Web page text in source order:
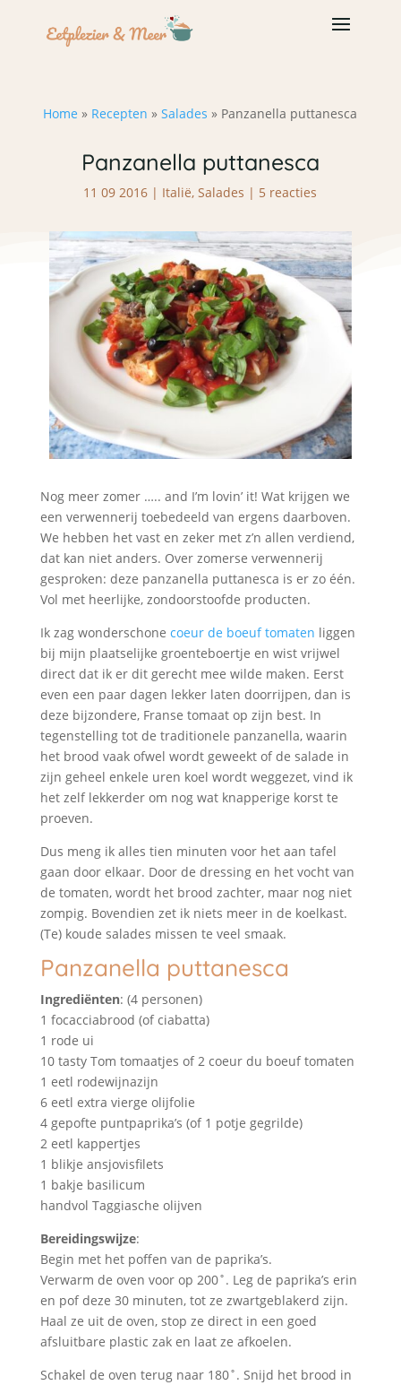
Home » Recepten »Salades » Panzanella puttanesca
Panzanella puttanesca
11 09 2016 | Italië,Salades | 5 reacties
Nog meer zomer ….. and I’m lovin’ it! Wat krijgen we
een verwennerij toebedeeld van ergens daarboven.
We hebben het vast en zeker met z’n allen verdiend,
dat kan niet anders. Over zomerse verwennerij
gesproken: deze panzanella puttanesca is er zo één.
Vol met heerlijke, zondoorstoofde producten.
Ik zag wonderschone coeur de boeuf tomaten liggen
bij mijn plaatselijke groenteboertje en wist vrijwel
direct dat ik er dit gerecht mee wilde maken. Eerst
even een paar dagen lekker laten doorrijpen, dan is
deze bijzondere, Franse tomaat op zijn best. In
tegenstelling tot de traditionele panzanella, waarin
het brood vaak ofwel wordt geweekt of de salade in
zijn geheel enkele uren koel wordt weggezet, vind ik
het zelf lekkerder om nog wat knapperige korst te
proeven.
Dus meng ik alles tien minuten voor het aan tafel
gaan door elkaar. Door de dressing en het vocht van
de tomaten, wordt het brood zachter, maar nog niet
zompig. Bovendien zet ik niets meer in de koelkast.
(Te) koude salades missen te veel smaak.
Panzanella puttanesca
Ingrediënten: (4 personen)
1 focacciabrood (of ciabatta)
1 rode ui
10 tasty Tom tomaatjes of 2 coeur du boeuf tomaten
1 eetl rodewijnazijn
6 eetl extra vierge olijfolie
4 gepofte puntpaprika’s (of 1 potje gegrilde)
2 eetl kappertjes
1 blikje ansjovisfilets
1 bakje basilicum
handvol Taggiasche olijven
Bereidingswijze:
Begin met het poffen van de paprika’s.
Verwarm de oven voor op 200˚. Leg de paprika’s erin
en pof deze 30 minuten, tot ze zwartgeblakerd zijn.
Haal ze uit de oven, stop ze direct in een goed
afsluitbare plastic zak en laat ze afkoelen.
Schakel de oven terug naar 180˚. Snijd het brood in